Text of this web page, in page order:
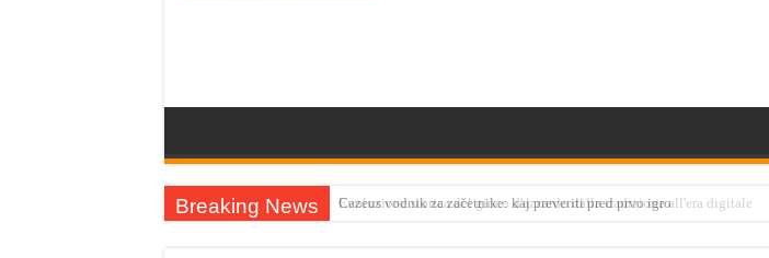
Breaking News Cazeus vodnik za začetnike: kaj preveriti pred prvo igro